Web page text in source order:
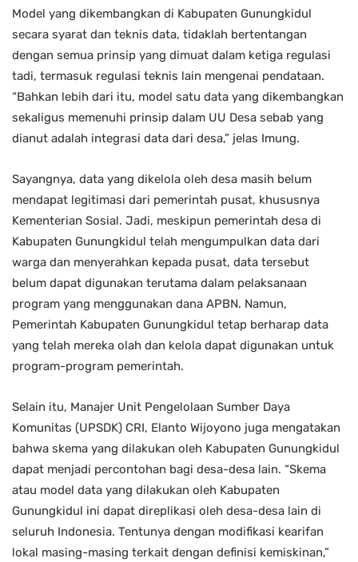
Model yang dikembangkan di Kabupaten Gunungkidul
secara syarat dan teknis data, tidaklah bertentangan
dengan semua prinsip yang dimuat dalam ketiga regulasi
tadi, termasuk regulasi teknis lain mengenai pendataan.
“Bahkan lebih dari itu, model satu data yang dikembangkan
sekaligus memenuhi prinsip dalam UU Desa sebab yang
dianut adalah integrasi data dari desa,” jelas Imung.
Sayangnya, data yang dikelola oleh desa masih belum
mendapat legitimasi dari pemerintah pusat, khususnya
Kementerian Sosial. Jadi, meskipun pemerintah desa di
Kabupaten Gunungkidul telah mengumpulkan data dari
warga dan menyerahkan kepada pusat, data tersebut
belum dapat digunakan terutama dalam pelaksanaan
program yang menggunakan dana APBN. Namun,
Pemerintah Kabupaten Gunungkidul tetap berharap data
yang telah mereka olah dan kelola dapat digunakan untuk
program-program pemerintah.
Selain itu, Manajer Unit Pengelolaan Sumber Daya
Komunitas (UPSDK) CRI, Elanto Wijoyono juga mengatakan
bahwa skema yang dilakukan oleh Kabupaten Gunungkidul
dapat menjadi percontohan bagi desa-desa lain. “Skema
atau model data yang dilakukan oleh Kabupaten
Gunungkidul ini dapat direplikasi oleh desa-desa lain di
seluruh Indonesia. Tentunya dengan modifikasi kearifan
lokal masing-masing terkait dengan definisi kemiskinan,”